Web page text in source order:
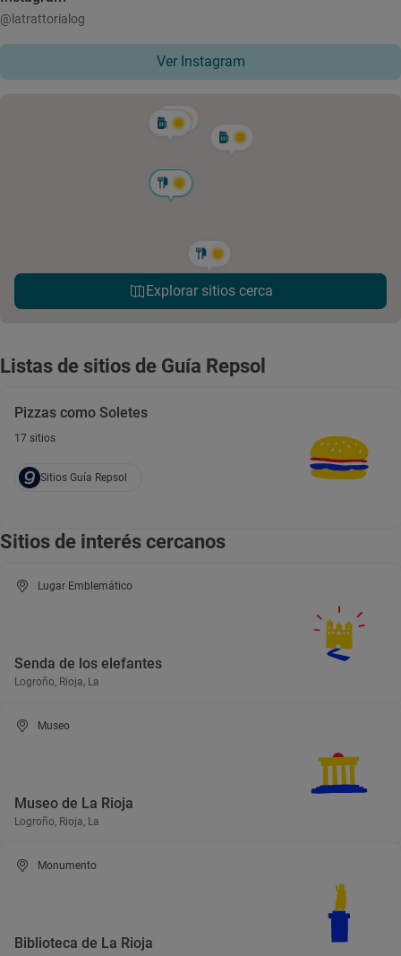
@latrattorialog
Ver Instagram
Explorar sitios cerca
Listas de sitios de Guía Repsol
Pizzas como Soletes
17 sitios
Sitios Guía Repsol
Sitios de interés cercanos
Lugar Emblemático
Senda de los elefantes
Logroño, Rioja, La
Museo
Museo de La Rioja
Logroño, Rioja, La
Monumento
Biblioteca de La Rioja